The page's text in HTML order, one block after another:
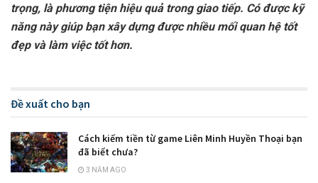
trọng, là phương tiện hiệu quả trong giao tiếp. Có được kỹ
năng này giúp bạn xây dựng được nhiều mối quan hệ tốt
đẹp và làm việc tốt hơn.
Đề xuất cho bạn
Cách kiếm tiền từ game Liên Minh Huyền Thoại bạn
đã biết chưa?
3 NĂM AGO